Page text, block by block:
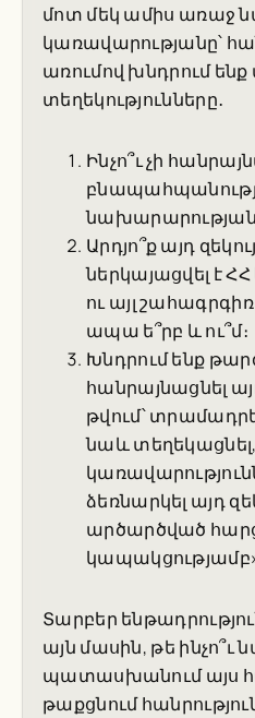
մոտ մեկ ամիս առաջ
կառավարությանը՝
առումով խնդրում
տեղեկությունները․
Ինչո՞ւ չի
նախարարության
Արդյո՞ք այդ
ներկայացվել է
ու այլ
ապա ե՞րբ և ու՞մ։
Խնդրում ենք
հանրայնացնել
թվում՝
նաև
ձեռնարկել այդ
արծարծված
Տարբեր
այն մասին, թե
պատասխանում այս
թաքցնում